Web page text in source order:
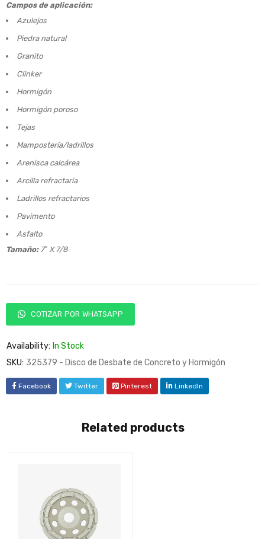
Campos de aplicación:
Azulejos
Piedra natural
Granito
Clinker
Hormigón
Hormigón poroso
Tejas
Mampostería/ladrillos
Arenisca calcárea
Arcilla refractaria
Ladrillos refractarios
Pavimento
Asfalto
Tamaño:7″ X 7/8
COTIZAR POR WHATSAPP
Availability: In Stock
SKU: 325379 - Disco de Desbate de Concreto y Hormigón
Facebook Twitter Pinterest LinkedIn
Related products